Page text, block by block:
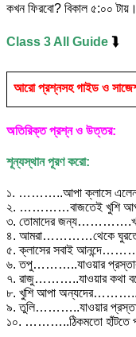
কখন ফিরবো? বিকাল ৫:০০ টায়।
Class 3 All Guide ⮯
আরো প্রশ্নসহ গাইড ও
অতিরিক্ত প্রশ্ন ও উত্তর:
শূন্যস্থান পূরণ করো:
১. ………..আপা ক্লাসে
২. …………বাজতেই খুশি আপা
৩. তোমাদের
৪. আমরা…………থেকে ঘুরতে
৫. ক্লাসের সবাই
৬. তপু………..যাওয়ার
৭. রাজু………..যাওয়ার কথা
৮. খুশি আপা
৯. তুলি………..যাওয়ার
১০. ………..ঠিকমতো হাঁটতে